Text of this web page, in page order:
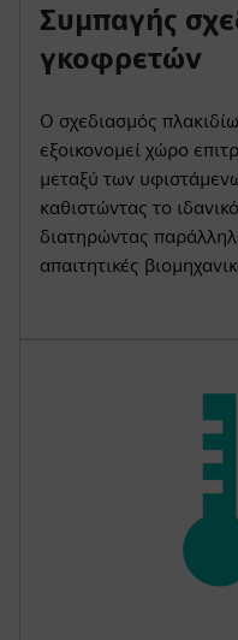
Συμπαγής
γκοφρετών
Ο σχεδιασμός
εξοικονομεί χώρο
μεταξύ των
καθιστώντας το
διατηρώντας
απαιτητικές